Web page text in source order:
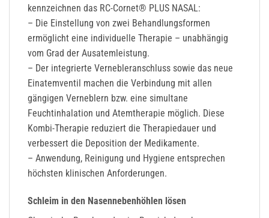
kennzeichnen das RC-Cornet® PLUS NASAL:
– Die Einstellung von zwei Behandlungsformen
ermöglicht eine individuelle Therapie – unabhängig
vom Grad der Ausatemleistung.
– Der integrierte Vernebleranschluss sowie das neue
Einatemventil machen die Verbindung mit allen
gängigen Verneblern bzw. eine simultane
Feuchtinhalation und Atemtherapie möglich. Diese
Kombi-Therapie reduziert die Therapiedauer und
verbessert die Deposition der Medikamente.
– Anwendung, Reinigung und Hygiene entsprechen
höchsten klinischen Anforderungen.
Schleim in den Nasennebenhöhlen lösen